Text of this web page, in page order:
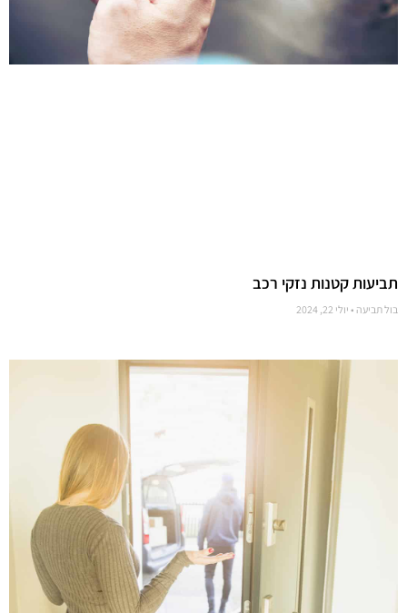
תביעות קטנות נזקי רכב
בול תביעה יולי 22, 2024